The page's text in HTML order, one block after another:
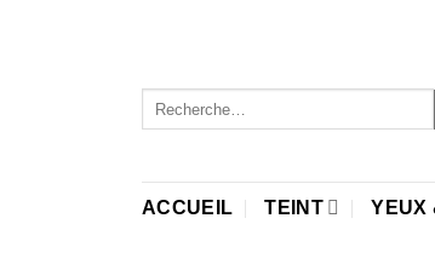
ACCUEIL TEINT YEUX